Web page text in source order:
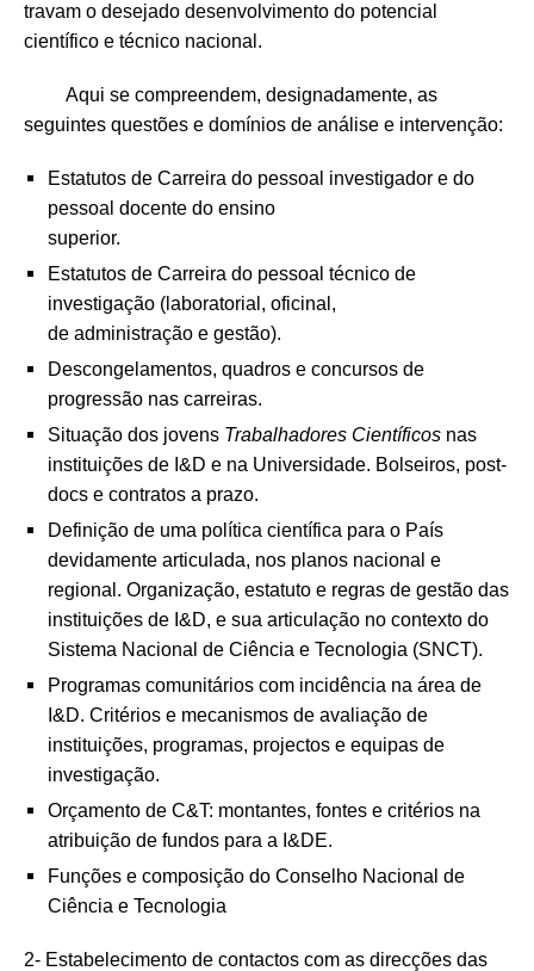
travam o desejado desen­volvimento do potencial
científico e técnico nacional.
Aqui se compreendem, designadamente, as
seguintes questões e domínios de análise e intervenção:
Estatutos de Carreira do pessoal investigador e do
pessoal docente do ensino
superior.
Estatutos de Carreira do pessoal técnico de
investigação (laboratorial, oficinal,
de administração e gestão).
Descongelamentos, quadros e concursos de
progressão nas carreiras.
Situação dos jovens Trabalhadores Científicos nas
instituições de I&D e na Universidade. Bolseiros, post-
docs e contratos a prazo.
Definição de uma política científica para o País
devidamente articulada, nos planos nacional e
regional. Organização, estatuto e regras de gestão das
instituições de I&D, e sua articulação no contexto do
Sistema Nacional de Ciência e Tecnologia (SNCT).
Programas comunitários com incidência na área de
I&D. Critérios e mecanismos de avaliação de
instituições, programas, projectos e equipas de
investigação.
Orçamento de C&T: montantes, fontes e critérios na
atribuição de fundos para a I&DE.
Funções e composição do Conselho Nacional de
Ciência e Tecnologia
2- Estabelecimento de contactos com as direcções das